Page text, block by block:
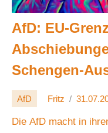
AfD: EU-
Schengen-
🌍
AfD Fritz
Die AfD macht in